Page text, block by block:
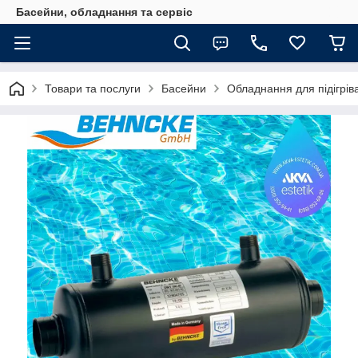
Басейни, обладнання та сервіс
Товари та послуги Басейни Обладнання для